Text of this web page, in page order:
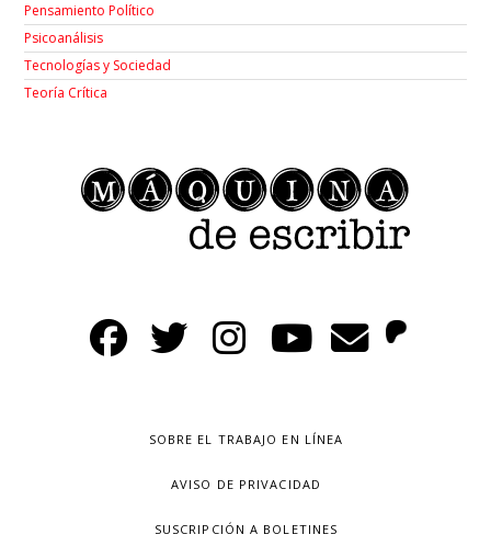
Pensamiento Político
Psicoanálisis
Tecnologías y Sociedad
Teoría Crítica
SOBRE EL TRABAJO EN LÍNEA
AVISO DE PRIVACIDAD
SUSCRIPCIÓN A BOLETINES